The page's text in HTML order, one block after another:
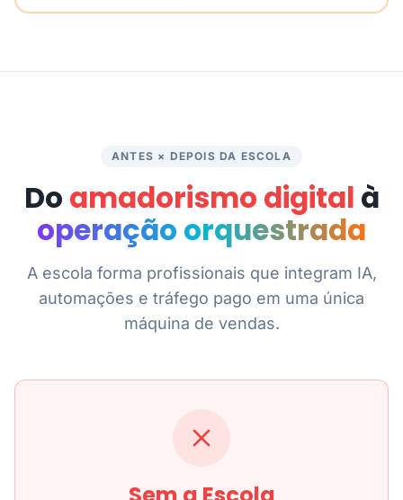
ANTES × DEPOIS DA ESCOLA
Do amadorismo digital à
operação orquestrada
A escola forma profissionais que integram IA,
automações e tráfego pago em uma única
máquina de vendas.